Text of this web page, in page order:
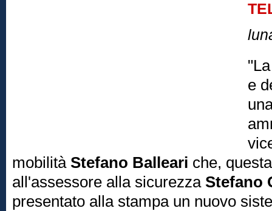
e
mobilità Stefano Balleari che,
all'assessore alla sicurezza Stefano
presentato alla stampa un nuovo